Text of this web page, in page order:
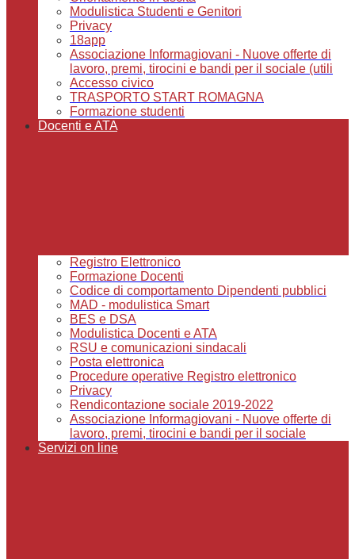
Modulistica Studenti e Genitori
Privacy
18app
Associazione Informagiovani - Nuove offerte di
lavoro, premi, tirocini e bandi per il sociale (utili
Accesso civico
TRASPORTO START ROMAGNA
Formazione studenti
Docenti e ATA
Registro Elettronico
Formazione Docenti
Codice di comportamento Dipendenti pubblici
MAD - modulistica Smart
BES e DSA
Modulistica Docenti e ATA
RSU e comunicazioni sindacali
Posta elettronica
Procedure operative Registro elettronico
Privacy
Rendicontazione sociale 2019-2022
Associazione Informagiovani - Nuove offerte di
lavoro, premi, tirocini e bandi per il sociale
Servizi on line